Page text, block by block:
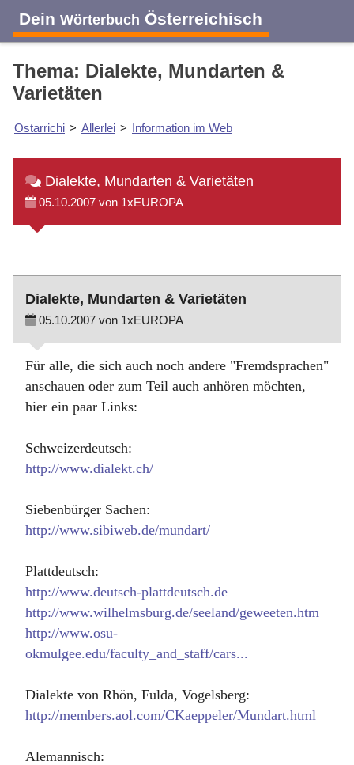
Dein Wörterbuch Österreichisch
Thema: Dialekte, Mundarten &
Varietäten
Ostarrichi > Allerlei > Information im Web
Dialekte, Mundarten & Varietäten
05.10.2007 von 1xEUROPA
Dialekte, Mundarten & Varietäten
05.10.2007 von 1xEUROPA
Für alle, die sich auch noch andere "Fremdsprachen"
anschauen oder zum Teil auch anhören möchten,
hier ein paar Links:
Schweizerdeutsch:
http://www.dialekt.ch/
Siebenbürger Sachen:
http://www.sibiweb.de/mundart/
Plattdeutsch:
http://www.deutsch-plattdeutsch.de
http://www.wilhelmsburg.de/seeland/geweeten.htm
http://www.osu-
okmulgee.edu/faculty_and_staff/cars...
Dialekte von Rhön, Fulda, Vogelsberg:
http://members.aol.com/CKaeppeler/Mundart.html
Alemannisch: